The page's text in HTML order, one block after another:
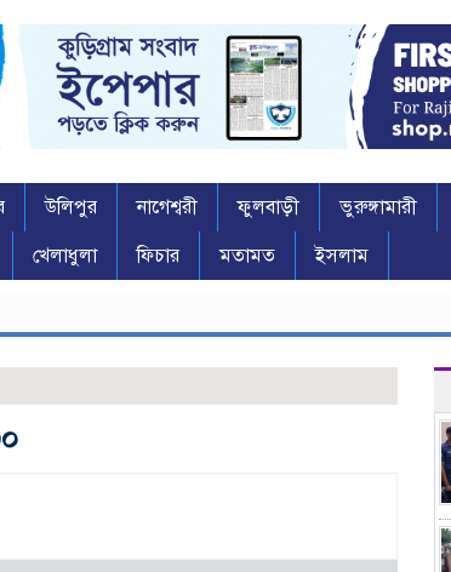
উলিপুর নাগেশ্বরী ফুলবাড়ী ভুরুঙ্গামারী
খেলাধুলা ফিচার মতামত ইসলাম